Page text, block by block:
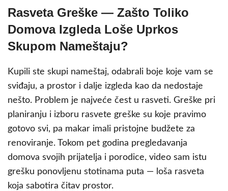
Rasveta Greške — Zašto Toliko
Domova Izgleda Loše Uprkos
Skupom Nameštaju?
Kupili ste skupi nameštaj, odabrali boje koje vam se
sviđaju, a prostor i dalje izgleda kao da nedostaje
nešto. Problem je najveće čest u rasveti. Greške pri
planiranju i izboru rasvete greške su koje pravimo
gotovo svi, pa makar imali pristojne budžete za
renoviranje. Tokom pet godina pregledavanja
domova svojih prijatelja i porodice, video sam istu
grešku ponovljenu stotinama puta — loša rasveta
koja sabotira čitav prostor.